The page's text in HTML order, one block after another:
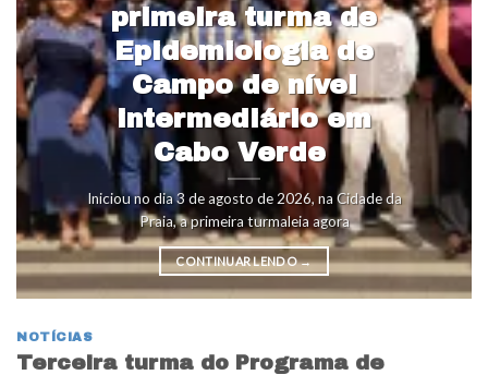
primeira turma de
Epidemiologia de
Campo de nível
intermediário em
Cabo Verde
Iniciou no dia 3 de agosto de 2026, na Cidade da
Praia, a primeira turmaleia agora
CONTINUAR LENDO→
NOTÍCIAS
Terceira turma do Programa de